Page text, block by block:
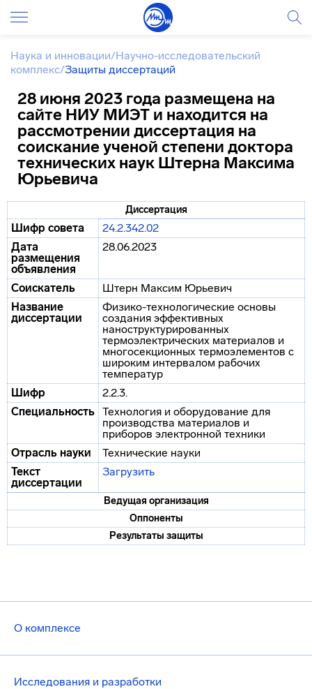
О комплексе
Исследования и разработки
Наука и инновации/Научно-исследовательский
комплекс/Защиты диссертаций
28 июня 2023 года размещена на
сайте НИУ МИЭТ и находится на
рассмотрении диссертация на
соискание ученой степени доктора
технических наук Штерна Максима
Юрьевича
Диссертация
Шифр совета
24.2.342.02
Дата
размещения
объявления
28.06.2023
Соискатель
Штерн Максим Юрьевич
Название
диссертации
Физико-технологические основы
создания эффективных
наноструктурированных
термоэлектрических материалов и
многосекционных термоэлементов с
широким интервалом рабочих
температур
Шифр
2.2.3.
Специальность Технология и оборудование для
производства материалов и
приборов электронной техники
Отрасль науки
Технические науки
Текст
диссертации
Загрузить
Ведущая организация
Оппоненты
Результаты защиты